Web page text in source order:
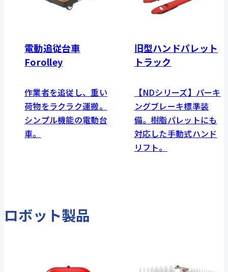
電動追従台車
Forolley
作業者を追従し、重い
荷物をラクラク運搬。
シンプル機能の電動台
車。
旧型ハンドパレット
トラック
【NDシリーズ】パーキ
ングブレーキ標準装
備。樹脂パレットにも
対応した手動式ハンド
リフト。
ロボット製品